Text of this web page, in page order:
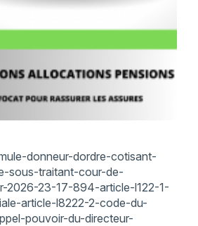
donneur-dordre-cotisant-
sous-traitant-cour-de-
2026-23-17-894-article-l122-1-
article-l8222-2-code-du-
pouvoir-du-directeur-